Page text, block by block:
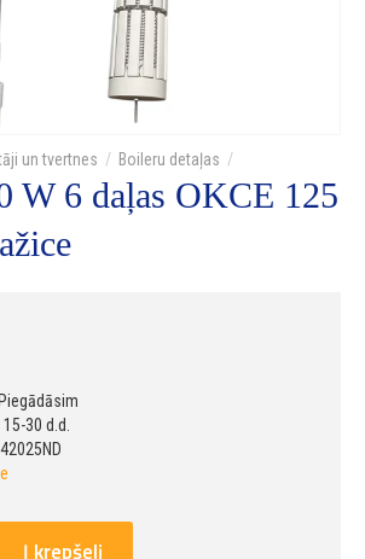
un tvertnes Boileru detaļas
W 6 daļas OKCE 125
Piegādāsim
15-30 d.d.
Į krepšelį